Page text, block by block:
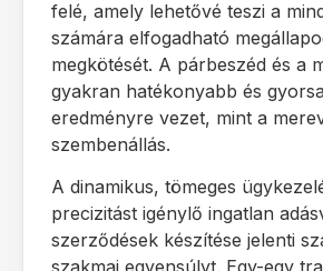
felé, amely lehetővé teszi a
számára elfogadható
megkötését. A párbeszéd és a
gyakran hatékonyabb és
eredményre vezet, mint a
szembenállás.
A dinamikus, tömeges
precizitást igénylő ingatlan
szerződések készítése jelenti